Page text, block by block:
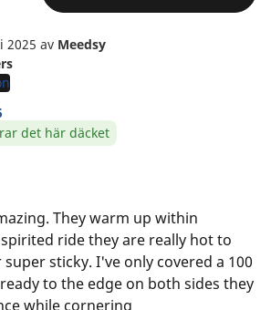
2025 av Meedsy
det här däcket
They warm up within
ride they are really hot to
sticky. I've only covered a 100
to the edge on both sides they
while cornering